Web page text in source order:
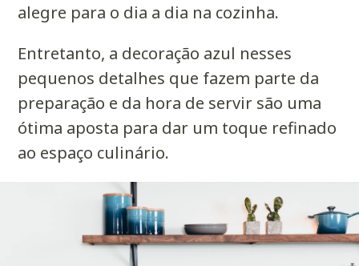
alegre para o dia a dia na cozinha.
Entretanto, a decoração azul nesses
pequenos detalhes que fazem parte da
preparação e da hora de servir são uma
ótima aposta para dar um toque refinado
ao espaço culinário.